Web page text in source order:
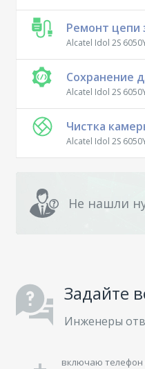
Ремонт цепи
Alcatel Idol 2S
Сохранение
Alcatel Idol 2S
Чистка
Alcatel Idol 2S
Не нашли
Задайте
Инженеры
включаю телефон